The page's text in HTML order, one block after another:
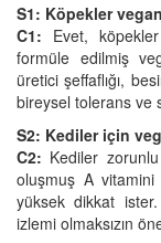
S1: Köpekler
C1: Evet,
formüle edilmiş
üretici şeffaflığı,
bireysel tolerans ve
S2: Kediler için
C2: Kediler
oluşmuş A
yüksek dikkat
izlemi olmaksızın